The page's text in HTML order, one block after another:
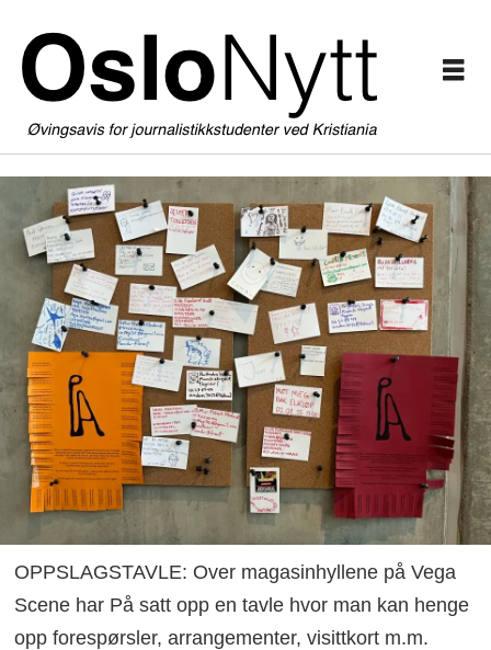
OPPSLAGSTAVLE: Over magasinhyllene på Vega
Scene har På satt opp en tavle hvor man kan henge
opp forespørsler, arrangementer, visittkort m.m.